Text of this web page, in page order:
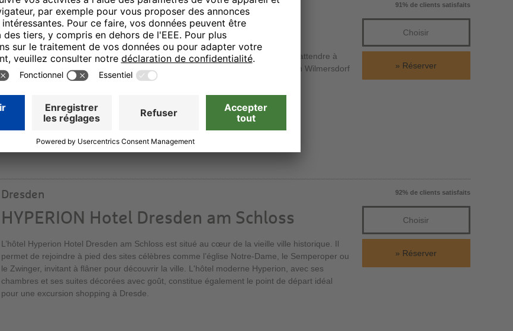
Berlin
HYPERION Hotel Berlin
Là où se pose le regard à Berlin, au cœur de la capitale, les visiteurs peuvent s'attendre à
plein de bâtiments ou places intéressants et historiques. Au Prager Platz à Berlin Wilmersdorf
et à proximité du Kurfürstendamm, Berlin peut être vécu de manière inimitable.
91% de clients satisfaits
Choisir
Réserver
Dresden
HYPERION Hotel Dresden am Schloss
L’hôtel Hyperion Hotel Dresden am Schloss est situé au cœur de la vieille ville historique. Il
permet de rejoindre à pied des sites célèbres comme l’église Notre-Dame, le Semperoper ou
le Zwinger, invitant à flâner pour découvrir la ville. L'hôtel moderne Hyperion, avec ses
chambres et ses suites décorées avec goût, constitue également le point de départ idéal
pour une excursion shopping à Dresde.
92% de clients satisfaits
Choisir
Réserver